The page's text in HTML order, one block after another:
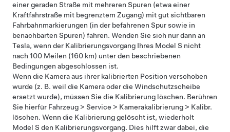
einer geraden Straße mit mehreren Spuren (etwa einer
Kraftfahrstraße mit begrenztem Zugang) mit gut sichtbaren
Fahrbahnmarkierungen (in der befahrenen Spur sowie in
benachbarten Spuren) fahren. Wenden Sie sich nur dann an
Tesla, wenn der Kalibrierungsvorgang Ihres Model S nicht
nach 100 Meilen (160 km) unter den beschriebenen
Bedingungen abgeschlossen ist.
Wenn die Kamera aus ihrer kalibrierten Position verschoben
wurde (z. B. weil die Kamera oder die Windschutzscheibe
ersetzt wurde), müssen Sie die Kalibrierung löschen. Berühren
Sie hierfür Fahrzeug > Service > Kamerakalibrierung > Kalibr.
löschen. Wenn die Kalibrierung gelöscht ist, wiederholt
Model S den Kalibrierungsvorgang. Dies hilft zwar dabei, die